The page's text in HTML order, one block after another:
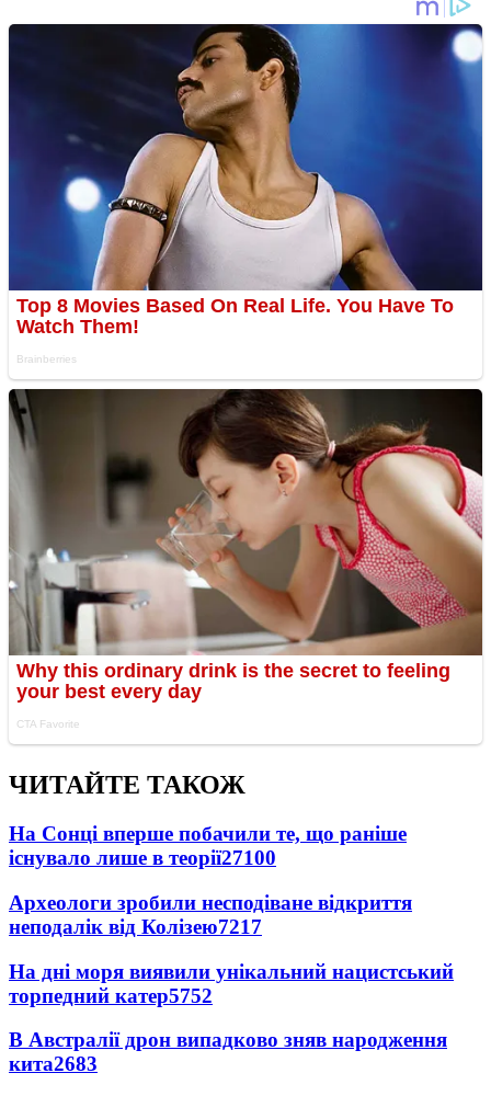
ЧИТАЙТЕ ТАКОЖ
На Сонці вперше побачили те, що раніше
існувало лише в теорії27100
Археологи зробили несподіване відкриття
неподалік від Колізею7217
На дні моря виявили унікальний нацистський
торпедний катер5752
В Австралії дрон випадково зняв народження
кита2683